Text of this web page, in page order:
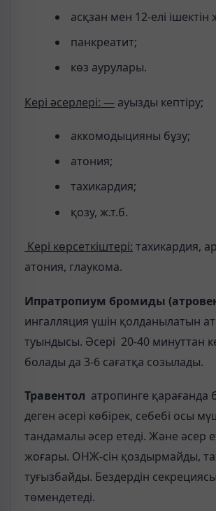
асқзан мен 12-елі
панкреатит;
көз аурулары.
Кері әсерлері: — ауызды кептіру;
аккомодыцияны бұзу;
атония;
тахикардия;
қозу, ж.т.б.
Кері көрсеткіштері: тахикардия,
атония, глаукома.
Ипратропиум бромиды
ингалляция үшін қолданылатын
туындысы. Әсері 20-40 минуттан
болады да 3-6 сағатқа созылады.
Травентол атропинге қарағанда
деген әсері көбірек, себебі осы
тандамалы әсер етеді. Және әсер
жоғары. ОНЖ-сін қоздырмайды,
туғызбайды. Бездердін
төмендетеді.